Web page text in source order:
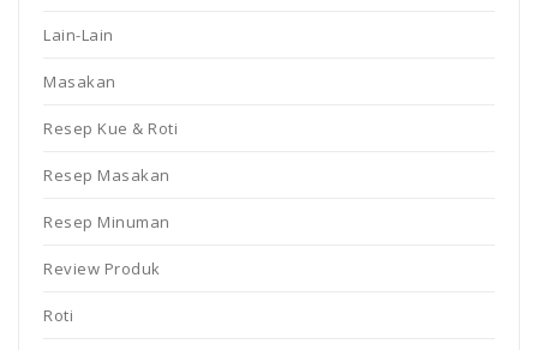
Lain-Lain
Masakan
Resep Kue & Roti
Resep Masakan
Resep Minuman
Review Produk
Roti